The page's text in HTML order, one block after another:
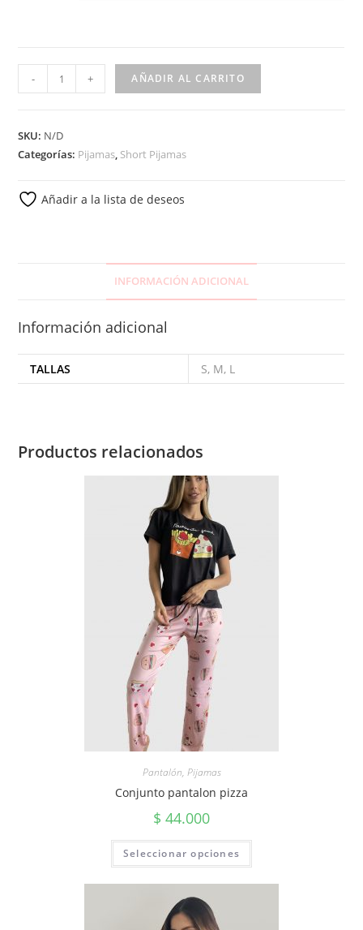
- + AÑADIR AL CARRITO
SKU: N/D
Categorías: Pijamas, Short Pijamas
Añadir a la lista de deseos
INFORMACIÓN ADICIONAL
Información adicional
TALLAS S, M, L
Productos relacionados
Pantalón, Pijamas
Conjunto pantalon pizza
$ 44.000
Seleccionar opciones